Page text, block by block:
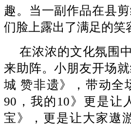
趣。当一副作品在县
们脸上露出了满足的笑
在浓浓的文化氛围
来助阵。小朋友开场
城 赞非遗》，带动全
90，我的10》更是让
宝》，更是让大家遨